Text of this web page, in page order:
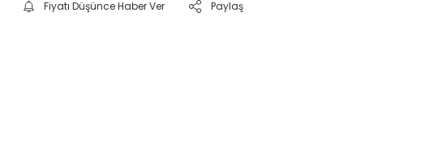
Fiyatı Düşünce Haber Ver Paylaş